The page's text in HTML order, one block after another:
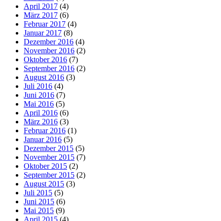
April 2017 (4)
März 2017 (6)
Februar 2017 (4)
Januar 2017 (8)
Dezember 2016 (4)
November 2016 (2)
Oktober 2016 (7)
September 2016 (2)
August 2016 (3)
Juli 2016 (4)
Juni 2016 (7)
Mai 2016 (5)
April 2016 (6)
März 2016 (3)
Februar 2016 (1)
Januar 2016 (5)
Dezember 2015 (5)
November 2015 (7)
Oktober 2015 (2)
September 2015 (2)
August 2015 (3)
Juli 2015 (5)
Juni 2015 (6)
Mai 2015 (9)
April 2015 (4)